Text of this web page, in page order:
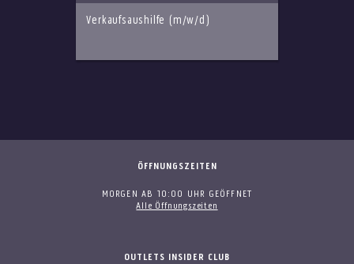
Verkaufsaushilfe (m/w/d)
ÖFFNUNGSZEITEN
MORGEN AB 10:00 UHR GEÖFFNET
Alle Öffnungszeiten
OUTLETS INSIDER CLUB